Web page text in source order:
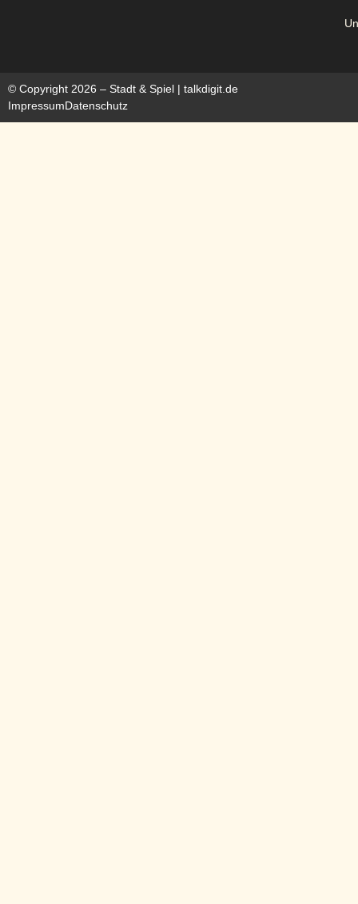
© Copyright 2026 – Stadt & Spiel | talkdigit.de
ImpressumDatenschutz